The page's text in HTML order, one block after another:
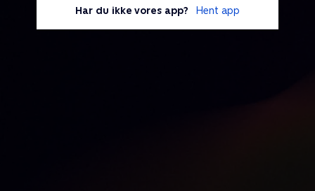
Har du ikke vores app? Hent app